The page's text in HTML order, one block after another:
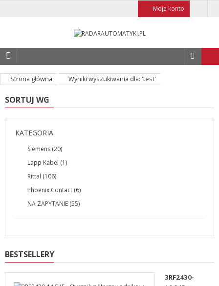
Moje konto
Strona główna Wyniki wyszukiwania dla: 'test'
SORTUJ WG
KATEGORIA
Siemens (20)
Lapp Kabel (1)
Rittal (106)
Phoenix Contact (6)
NA ZAPYTANIE (55)
BESTSELLERY
3RF2430-